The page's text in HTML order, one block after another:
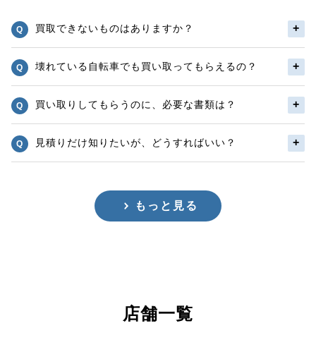
買取できないものはありますか？
壊れている自転車でも買い取ってもらえるの？
買い取りしてもらうのに、必要な書類は？
見積りだけ知りたいが、どうすればいい？
もっと見る
店舗一覧